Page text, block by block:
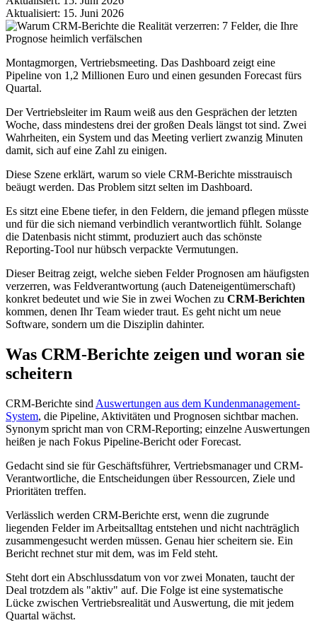
Aktualisiert: 15. Juni 2026
Montagmorgen, Vertriebsmeeting. Das Dashboard zeigt eine
Pipeline von 1,2 Millionen Euro und einen gesunden Forecast fürs
Quartal.
Der Vertriebsleiter im Raum weiß aus den Gesprächen der letzten
Woche, dass mindestens drei der großen Deals längst tot sind. Zwei
Wahrheiten, ein System und das Meeting verliert zwanzig Minuten
damit, sich auf eine Zahl zu einigen.
Diese Szene erklärt, warum so viele CRM-Berichte misstrauisch
beäugt werden. Das Problem sitzt selten im Dashboard.
Es sitzt eine Ebene tiefer, in den Feldern, die jemand pflegen müsste
und für die sich niemand verbindlich verantwortlich fühlt. Solange
die Datenbasis nicht stimmt, produziert auch das schönste
Reporting-Tool nur hübsch verpackte Vermutungen.
Dieser Beitrag zeigt, welche sieben Felder Prognosen am häufigsten
verzerren, was Feldverantwortung (auch Dateneigentümerschaft)
konkret bedeutet und wie Sie in zwei Wochen zu CRM-Berichten
kommen, denen Ihr Team wieder traut. Es geht nicht um neue
Software, sondern um die Disziplin dahinter.
Was CRM-Berichte zeigen und woran sie
scheitern
CRM-Berichte sind Auswertungen aus dem Kundenmanagement-
System, die Pipeline, Aktivitäten und Prognosen sichtbar machen.
Synonym spricht man von CRM-Reporting; einzelne Auswertungen
heißen je nach Fokus Pipeline-Bericht oder Forecast.
Gedacht sind sie für Geschäftsführer, Vertriebsmanager und CRM-
Verantwortliche, die Entscheidungen über Ressourcen, Ziele und
Prioritäten treffen.
Verlässlich werden CRM-Berichte erst, wenn die zugrunde
liegenden Felder im Arbeitsalltag entstehen und nicht nachträglich
zusammengesucht werden müssen. Genau hier scheitern sie. Ein
Bericht rechnet stur mit dem, was im Feld steht.
Steht dort ein Abschlussdatum von vor zwei Monaten, taucht der
Deal trotzdem als "aktiv" auf. Die Folge ist eine systematische
Lücke zwischen Vertriebsrealität und Auswertung, die mit jedem
Quartal wächst.